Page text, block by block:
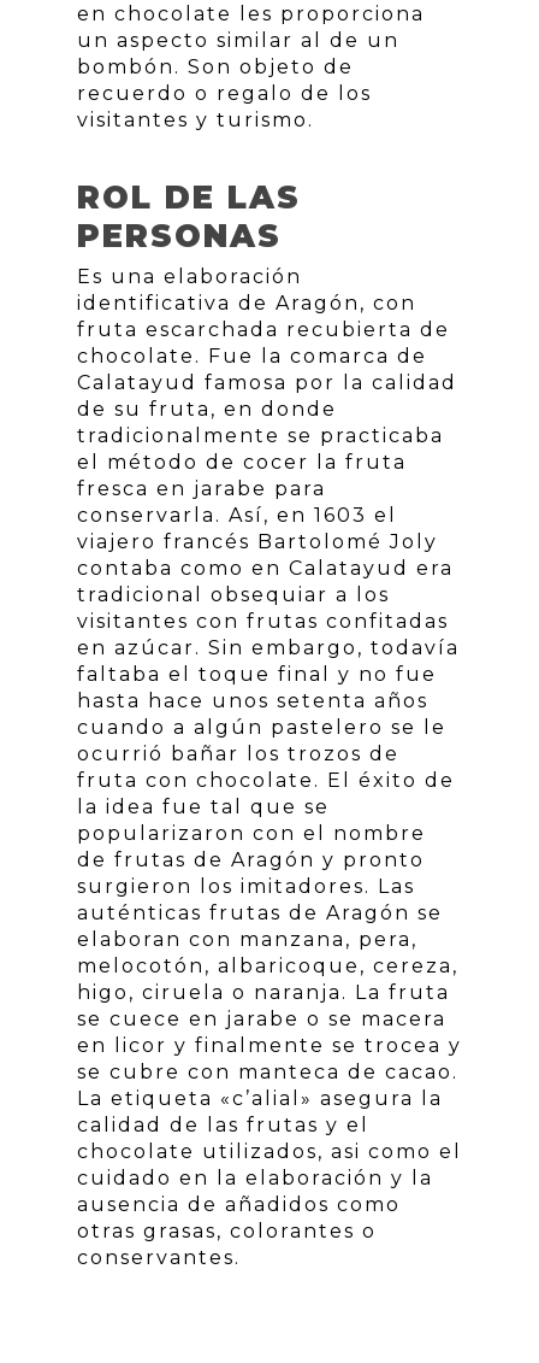
en chocolate les proporciona
un aspecto similar al de un
bombón. Son objeto de
recuerdo o regalo de los
visitantes y turismo.
ROL DE LAS
PERSONAS
Es una elaboración
identificativa de Aragón, con
fruta escarchada recubierta de
chocolate. Fue la comarca de
Calatayud famosa por la calidad
de su fruta, en donde
tradicionalmente se practicaba
el método de cocer la fruta
fresca en jarabe para
conservarla. Así, en 1603 el
viajero francés Bartolomé Joly
contaba como en Calatayud era
tradicional obsequiar a los
visitantes con frutas confitadas
en azúcar. Sin embargo, todavía
faltaba el toque final y no fue
hasta hace unos setenta años
cuando a algún pastelero se le
ocurrió bañar los trozos de
fruta con chocolate. El éxito de
la idea fue tal que se
popularizaron con el nombre
de frutas de Aragón y pronto
surgieron los imitadores. Las
auténticas frutas de Aragón se
elaboran con manzana, pera,
melocotón, albaricoque, cereza,
higo, ciruela o naranja. La fruta
se cuece en jarabe o se macera
en licor y finalmente se trocea y
se cubre con manteca de cacao.
La etiqueta «c’alial» asegura la
calidad de las frutas y el
chocolate utilizados, asi como el
cuidado en la elaboración y la
ausencia de añadidos como
otras grasas, colorantes o
conservantes.